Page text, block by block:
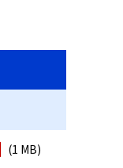
(1 MB)